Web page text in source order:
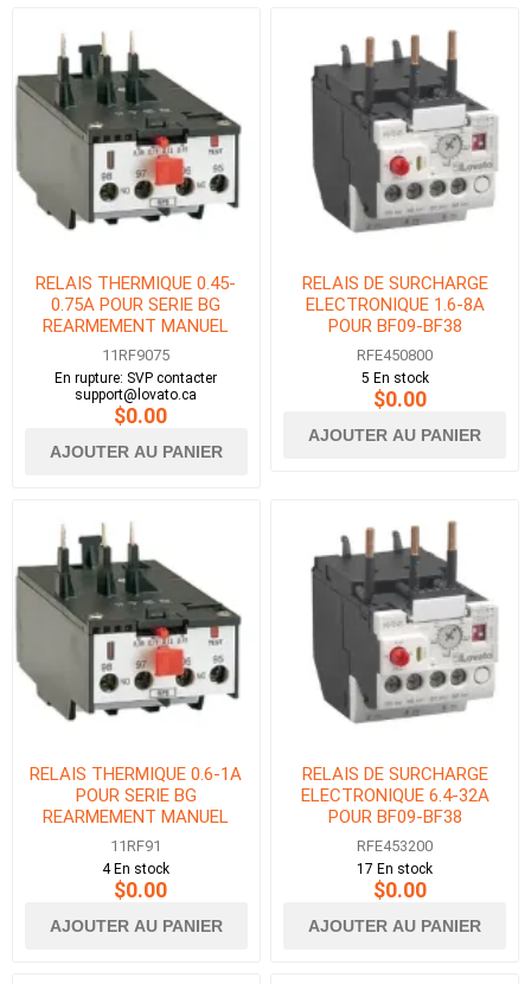
RELAIS THERMIQUE 0.45-
0.75A POUR SERIE BG
REARMEMENT MANUEL
11RF9075
En rupture: SVP contacter
support@lovato.ca
$0.00
AJOUTER AU PANIER
RELAIS DE SURCHARGE
ELECTRONIQUE 1.6-8A
POUR BF09-BF38
RFE450800
5 En stock
$0.00
AJOUTER AU PANIER
RELAIS THERMIQUE 0.6-1A
POUR SERIE BG
REARMEMENT MANUEL
11RF91
4 En stock
$0.00
AJOUTER AU PANIER
RELAIS DE SURCHARGE
ELECTRONIQUE 6.4-32A
POUR BF09-BF38
RFE453200
17 En stock
$0.00
AJOUTER AU PANIER